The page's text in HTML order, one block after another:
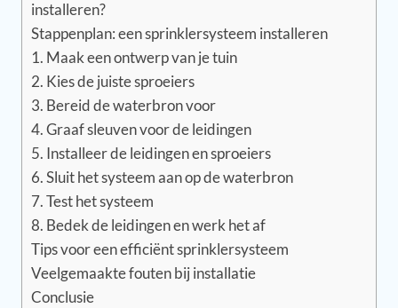
installeren?
Stappenplan: een sprinklersysteem installeren
1. Maak een ontwerp van je tuin
2. Kies de juiste sproeiers
3. Bereid de waterbron voor
4. Graaf sleuven voor de leidingen
5. Installeer de leidingen en sproeiers
6. Sluit het systeem aan op de waterbron
7. Test het systeem
8. Bedek de leidingen en werk het af
Tips voor een efficiënt sprinklersysteem
Veelgemaakte fouten bij installatie
Conclusie